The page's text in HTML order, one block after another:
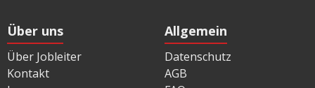
Über uns
Über Jobleiter
Kontakt
Allgemein
Datenschutz
AGB